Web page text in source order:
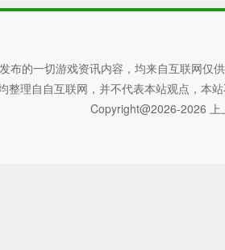
布的一切游戏资讯内容，均来自互联网仅
整理自自互联网，并不代表本站观点，本
Copyright@2026-2026